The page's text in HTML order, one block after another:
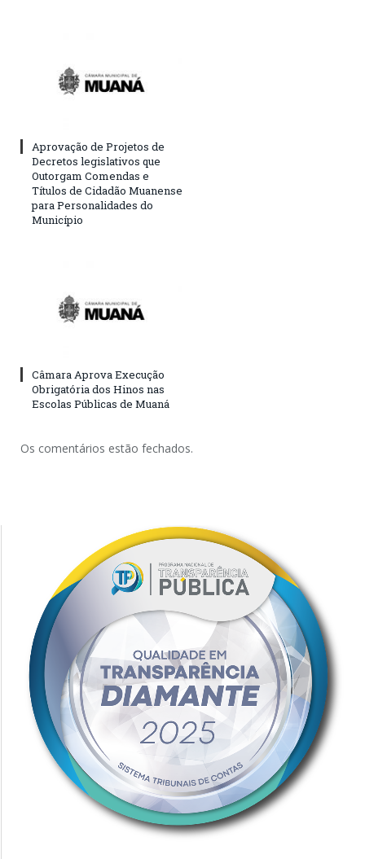
Aprovação de Projetos de
Decretos legislativos que
Outorgam Comendas e
Títulos de Cidadão Muanense
para Personalidades do
Município
Câmara Aprova Execução
Obrigatória dos Hinos nas
Escolas Públicas de Muaná
Os comentários estão fechados.